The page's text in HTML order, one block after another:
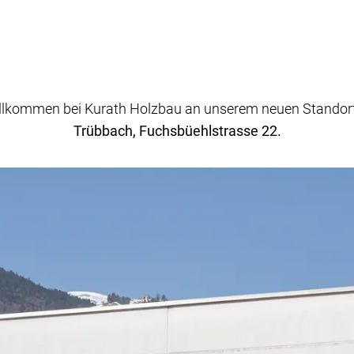
bei Kurath Holzbau an unserem neuen
Trübbach, Fuchsbüehlstrasse 22.